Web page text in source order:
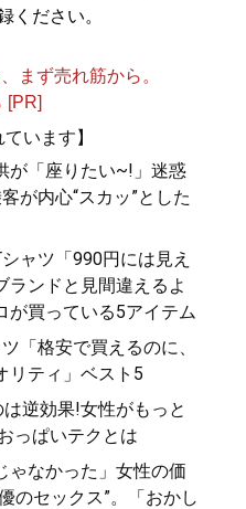
『MBの偏愛ブランド図鑑
今着るべきブランド60の歴
史や特色を、自身が愛用す
方法 <実践編>』
ユニクロやGUでもおしゃれ
な人は何が違うのか？
ください。
まず売れ筋から。
[PR]
います】
が「座りたい~!」迷惑
が内心“スカッ”とした
ャツ「990円には見え
ランドと見間違えるよ
が買っている5アイテム
「格安で買えるのに、
リティ」ベスト5
逆効果!女性がもっと
っぱいテクとは
なかった」女性の価
のセックス”。「おかし